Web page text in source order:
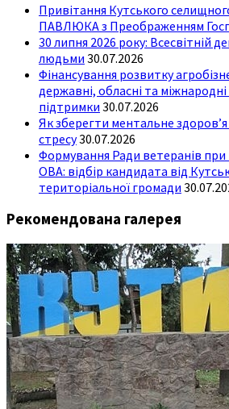
Привітання Кутського
ПАВЛЮКА з Преображенням
30 липня 2026 року: Всесвітній
людьми 30.07.2026
Фінансування розвитку
державні, обласні та
підтримки 30.07.2026
Як зберегти ментальне
стресу30.07.2026
Формування Ради ветеранів при
ОВА: відбір кандидата від
територіальної громади
Рекомендована галерея